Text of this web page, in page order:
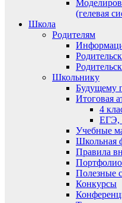
(гелевая
Школа
Родителям
Школьнику
Будущему
Итоговая
4
ЕГЭ,
Учебные
Школьная
Правила
Портфолио
Полезные
Конкурсы